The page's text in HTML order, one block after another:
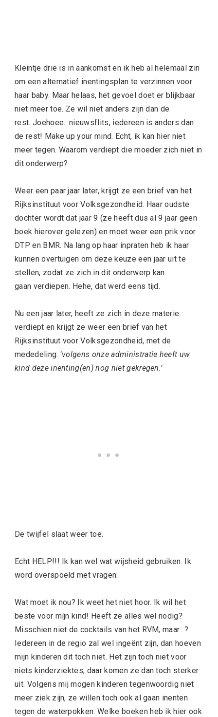
Kleintje drie is in aankomst en ik heb al helemaal zin
om een alternatief inentingsplan te verzinnen voor
haar baby. Maar helaas, het gevoel doet er blijkbaar
niet meer toe. Ze wil niet anders zijn dan de
rest. Joehoee.. nieuwsflits, iedereen is anders dan
de rest! Make up your mind. Echt, ik kan hier niet
meer tegen. Waarom verdiept die moeder zich niet in
dit onderwerp?
Weer een paar jaar later, krijgt ze een brief van het
Rijksinstituut voor Volksgezondheid. Haar oudste
dochter wordt dat jaar 9 (ze heeft dus al 9 jaar geen
boek hierover gelezen) en moet weer een prik voor
DTP en BMR. Na lang op haar inpraten heb ik haar
kunnen overtuigen om deze keuze een jaar uit te
stellen, zodat ze zich in dit onderwerp kan
gaan verdiepen. Hehe, dat werd eens tijd.
Nu een jaar later, heeft ze zich in deze materie
verdiept en krijgt ze weer een brief van het
Rijksinstituut voor Volksgezondheid, met de
mededeling: ‘volgens onze administratie heeft uw
kind deze inenting(en) nog niet gekregen.’
De twijfel slaat weer toe.
Echt HELP!!! Ik kan wel wat wijsheid gebruiken. Ik
word overspoeld met vragen:
Wat moet ik nou? Ik weet het niet hoor. Ik wil het
beste voor míjn kind! Heeft ze alles wel nodig?
Misschien niet de cocktails van het RVM, maar…?
Iedereen in de regio zal wel ingeënt zijn, dan hoeven
mijn kinderen dit toch niet. Het zijn toch niet voor
niets kinderziektes, daar komen ze dan toch sterker
uit. Volgens mij mogen kinderen tegenwoordig niet
meer ziek zijn, ze willen toch ook al gaan inenten
tegen de waterpokken. Welke boeken heb ik hier ook